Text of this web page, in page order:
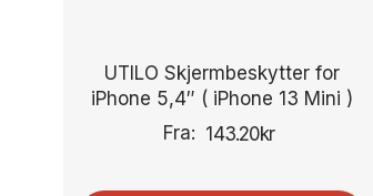
UTILO Skjermbeskytter for
iPhone 5,4″ ( iPhone 13 Mini )
Fra: 143.20kr